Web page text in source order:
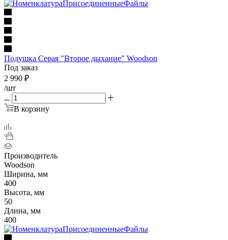
Подушка Серая "Второе дыхание" Woodson
Под заказ
2 990 ₽
/шт
В корзину
Производитель
Woodson
Ширина, мм
400
Высота, мм
50
Длина, мм
400